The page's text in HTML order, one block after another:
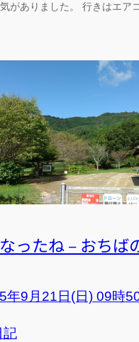
がありました。 行きはエア
ったね – おちば
年9月21日(日) 09時
記